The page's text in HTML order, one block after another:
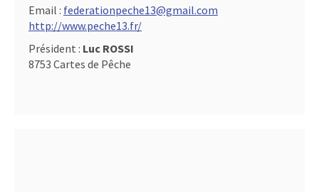
Email : federationpeche13@gmail.com
http://www.peche13.fr/
Président : Luc ROSSI
8753 Cartes de Pêche